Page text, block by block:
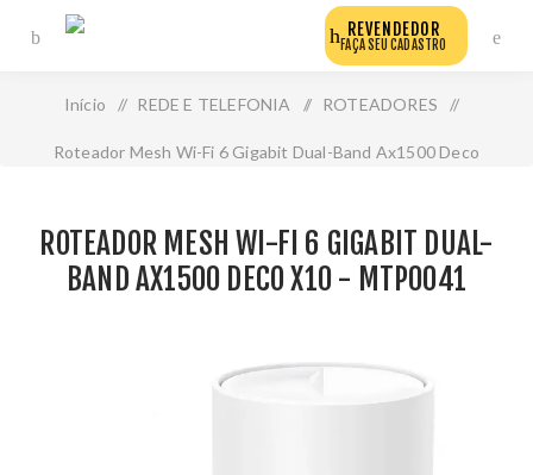
REVENDEDOR
FAÇA SEU CADASTRO
Início / REDE E TELEFONIA / ROTEADORES /
Roteador Mesh Wi-Fi 6 Gigabit Dual-Band Ax1500 Deco
ROTEADOR MESH WI-FI 6 GIGABIT DUAL-
BAND AX1500 DECO X10 - MTP0041